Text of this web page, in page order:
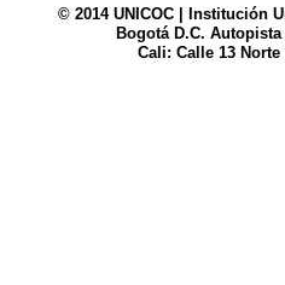
© 2014 UNICOC | Institución
Bogotá D.C. Autopista
Cali: Calle 13 Norte